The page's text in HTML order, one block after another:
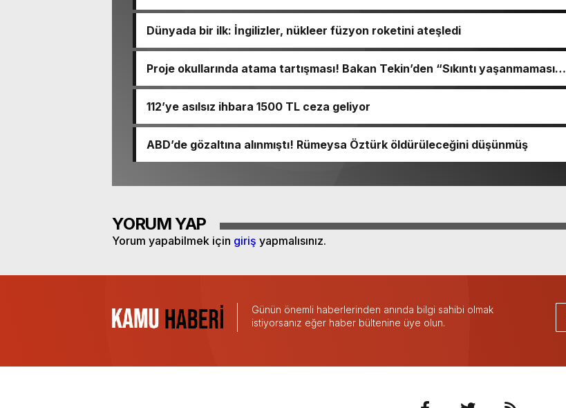
Dünyada bir ilk: İngilizler, nükleer füzyon roketini ateşledi
Proje okullarında atama tartışması! Bakan Tekin’den “Sıkıntı yaşanmaması
112’ye asılsız ihbara 1500 TL ceza geliyor
ABD’de gözaltına alınmıştı! Rümeysa Öztürk öldürüleceğini düşünmüş
YORUM YAP
Yorum yapabilmek için giriş yapmalısınız.
Günün önemli haberlerinden anında bilgi sahibi olmak
istiyorsanız eğer haber bültenine üye olun.